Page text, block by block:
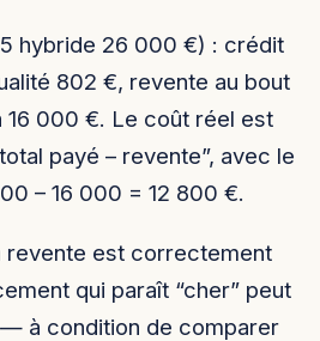
hybride 26 000 €) : crédit
802 €, revente au bout
16 000 €. Le coût réel est
payé – revente”, avec le
– 16 000 = 12 800 €.
revente est correctement
qui paraît “cher” peut
à condition de comparer